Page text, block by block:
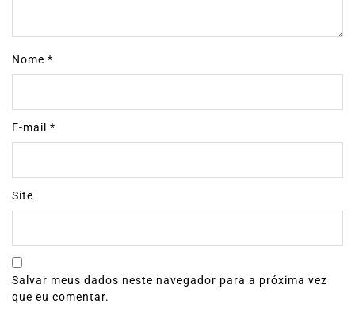
Nome *
E-mail *
Site
Salvar meus dados neste navegador para a próxima vez
que eu comentar.